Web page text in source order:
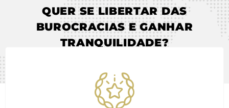
QUER SE LIBERTAR DAS
BUROCRACIAS E GANHAR
TRANQUILIDADE?